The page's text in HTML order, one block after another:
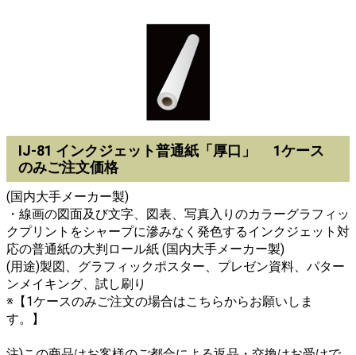
IJ-81 インクジェット普通紙「厚口」 1ケース
のみご注文価格
(国内大手メーカー製)
・線画の図面及び文字、図表、写真入りのカラーグラフィッ
クプリントをシャープに滲みなく発色するインクジェット対
応の普通紙の大判ロール紙 (国内大手メーカー製)
(用途)製図、グラフィックポスター、プレゼン資料、パター
ンメイキング、試し刷り
※【1ケースのみご注文の場合はこちらからお願いしま
す。】